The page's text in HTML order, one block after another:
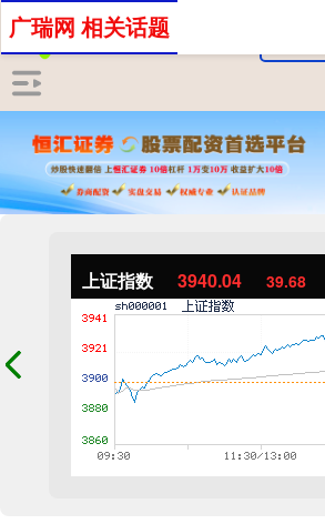
上证指数 3940.04 39.68
广瑞网 相关话题